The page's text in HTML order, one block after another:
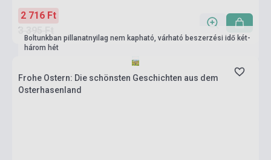
2 716 Ft
3 395 Ft
Boltunkban pillanatnyilag nem kapható, várható beszerzési idő két-
három hét
Frohe Ostern: Die schönsten Geschichten aus dem
Osterhasenland